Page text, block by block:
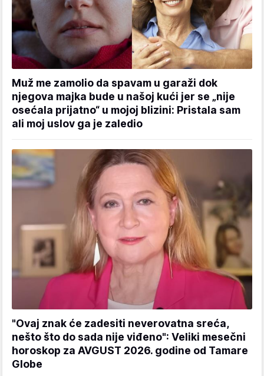
Muž me zamolio da spavam u garaži dok
njegova majka bude u našoj kući jer se „nije
osećala prijatno“ u mojoj blizini: Pristala sam
ali moj uslov ga je zaledio
"Ovaj znak će zadesiti neverovatna sreća,
nešto što do sada nije viđeno": Veliki mesečni
horoskop za AVGUST 2026. godine od Tamare
Globe